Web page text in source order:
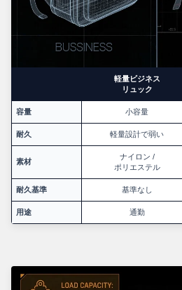
軽量ビジネス
リュック
容量 小容量
耐久 軽量設計で弱い
素材
ナイロン /
ポリエステル
耐久基準 基準なし
用途 通勤